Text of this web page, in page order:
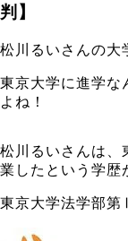
判】
松川るいさんの大
東京大学に進学な
よね！
松川るいさんは
業したという学歴
東京大学法学部第